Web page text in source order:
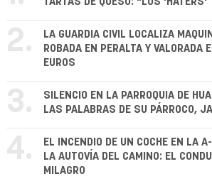
2.
LA GUARDIA CIVIL LOCALIZA
ROBADA EN PERALTA Y
EUROS
3.
SILENCIO EN LA PARROQUIA DE
LAS PALABRAS DE SU PÁRROCO,
4.
EL INCENDIO DE UN COCHE EN LA
LA AUTOVÍA DEL CAMINO: EL
MILAGRO